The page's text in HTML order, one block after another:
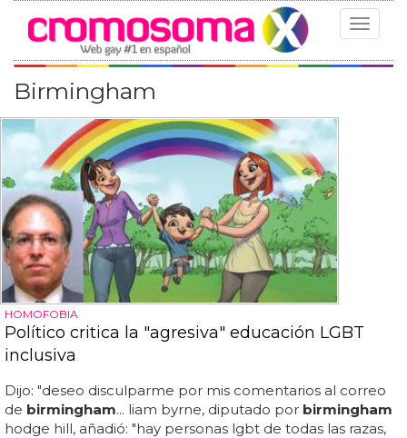
Toggle
Birmingham
HOMOFOBIA
Político critica la "agresiva" educación LGBT
inclusiva
Dijo: "deseo disculparme por mis comentarios al correo
de birmingham... liam byrne, diputado por birmingham
hodge hill, añadió: "hay personas lgbt de todas las razas,